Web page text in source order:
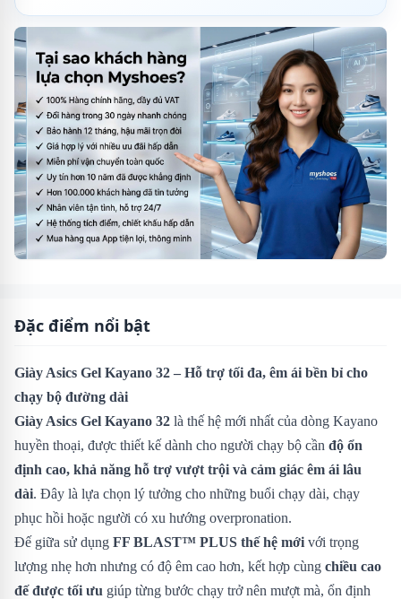
Đặc điểm nổi bật
Giày Asics Gel Kayano 32 – Hỗ trợ tối đa, êm ái bền bỉ cho
chạy bộ đường dài
Giày Asics Gel Kayano 32 là thế hệ mới nhất của dòng Kayano
huyền thoại, được thiết kế dành cho người chạy bộ cần độ ổn
định cao, khả năng hỗ trợ vượt trội và cảm giác êm ái lâu
dài. Đây là lựa chọn lý tưởng cho những buổi chạy dài, chạy
phục hồi hoặc người có xu hướng overpronation.
Đế giữa sử dụng FF BLAST™ PLUS thế hệ mới với trọng
lượng nhẹ hơn nhưng có độ êm cao hơn, kết hợp cùng chiều cao
đế được tối ưu giúp từng bước chạy trở nên mượt mà, ổn định